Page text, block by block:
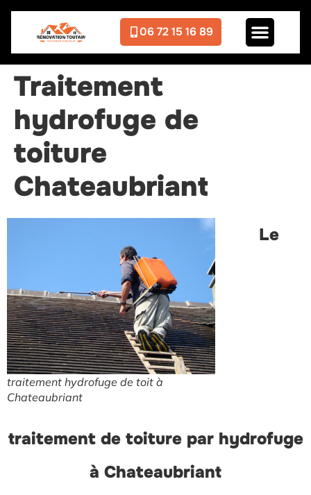
06 72 15 16 89
Traitement
hydrofuge de
toiture
Chateaubriant
traitement hydrofuge de toit à
Chateaubriant
Le
traitement de toiture par hydrofuge
à Chateaubriant